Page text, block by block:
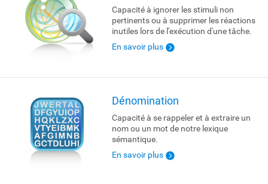
Capacité à ignorer les stimuli non
pertinents ou à supprimer les réactions
inutiles lors de l'exécution d'une tâche.
En savoir plus
Dénomination
Capacité à se rappeler et à extraire un
nom ou un mot de notre lexique
sémantique.
En savoir plus